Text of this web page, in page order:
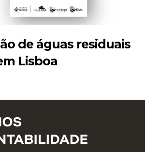
de águas residuais
Lisboa